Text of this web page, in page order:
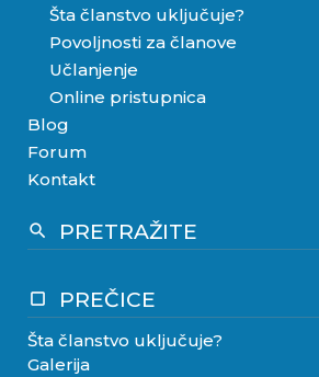
Šta članstvo uključuje?
Povoljnosti za članove
Učlanjenje
Online pristupnica
Blog
Forum
Kontakt
search PRETRAŽITE
crop_square PREČICE
Šta članstvo uključuje?
Galerija